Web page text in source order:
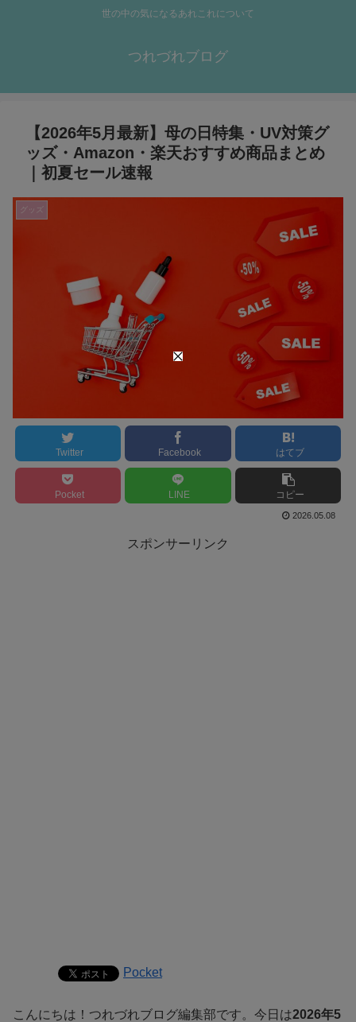
世の中の気になるあれこれについて
つれづれブログ
【2026年5月最新】母の日特集・UV対策グ
ッズ・Amazon・楽天おすすめ商品まとめ
｜初夏セール速報
グッズ
Twitter Facebook はてブ
Pocket LINE コピー
2026.05.08
スポンサーリンク
Pocket
こんにちは！つれづれブログ編集部です。今日は2026年5